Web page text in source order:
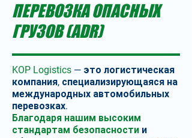
ПЕРЕВОЗКА ОПАСНЫХ
ГРУЗОВ (ADR)
KOP Logistics — это логистическая
компания, специализирующаяся на
международных автомобильных
перевозках.
Благодаря нашим высоким
стандартам безопасности и